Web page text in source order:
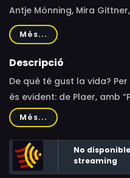
Antje Mönning, Mira
Pegler, Wolfgang
Norman Graue, Antonio
Klaus Rohrmoser, Ute
Marcus B. Holzhauer, Elisa
Wagner, Albert Hartmair
Més...
Descripció
De què té gust la vida?
és evident: de Plaer, amb
aprofita totes les ocasions
lliurar-se a l’hedonisme
Més...
No
streaming